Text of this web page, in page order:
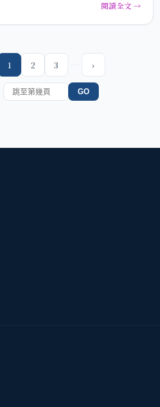
閱讀全文 →
1 2 3 … ›
GO